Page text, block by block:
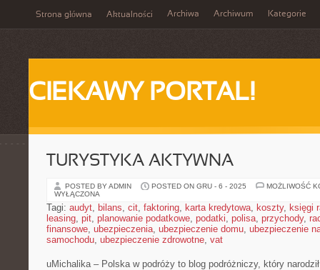
Strona główna Aktualności Archiwa Archiwum Kategorie
CIEKAWY PORTAL!
TURYSTYKA AKTYWNA
POSTED BY ADMIN POSTED ON GRU - 6 - 2025
MOŻLIWOŚĆ
WYŁĄCZONA
Tagi: audyt, bilans, cit, faktoring, karta kredytowa, koszty, księgi
leasing, pit, planowanie podatkowe, podatki, polisa, przychody,
finansowe, ubezpieczenia, ubezpieczenie domu, ubezpieczenie
samochodu, ubezpieczenie zdrowotne, vat
uMichalika – Polska w podróży to blog podróżniczy, który